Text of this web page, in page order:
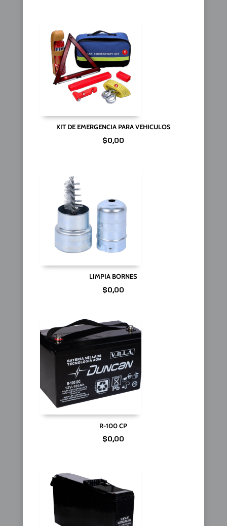
KIT DE EMERGENCIA PARA VEHICULOS
$0,00
LIMPIA BORNES
$0,00
R-100 CP
$0,00